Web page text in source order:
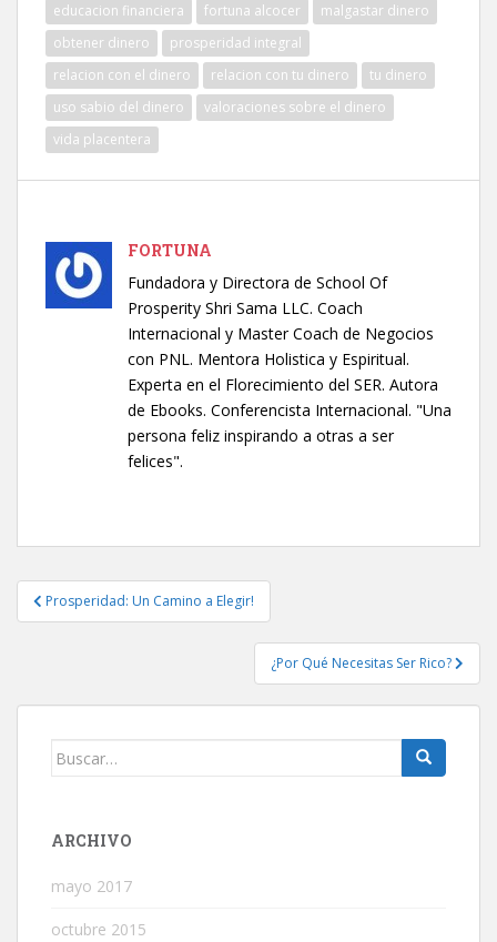
educacion financiera
fortuna alcocer
malgastar dinero
obtener dinero
prosperidad integral
relacion con el dinero
relacion con tu dinero
tu dinero
uso sabio del dinero
valoraciones sobre el dinero
vida placentera
FORTUNA
Fundadora y Directora de School Of
Prosperity Shri Sama LLC. Coach
Internacional y Master Coach de Negocios
con PNL. Mentora Holistica y Espiritual.
Experta en el Florecimiento del SER. Autora
de Ebooks. Conferencista Internacional. "Una
persona feliz inspirando a otras a ser
felices".
Navegación
de
Prosperidad: Un Camino a Elegir!
‎¿Por Qué Necesitas Ser Rico?‎
Buscar:
ARCHIVO
mayo 2017
octubre 2015